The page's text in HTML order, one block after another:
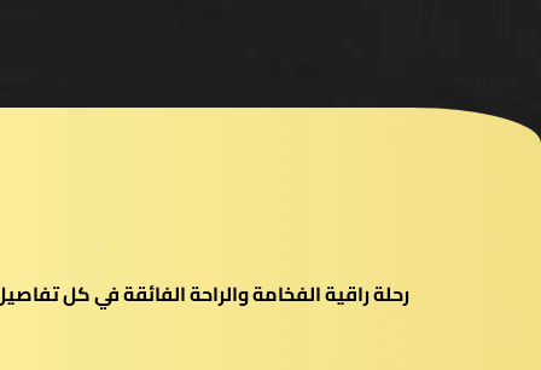
رحلة راقية الفخامة والراحة الفائقة في كل